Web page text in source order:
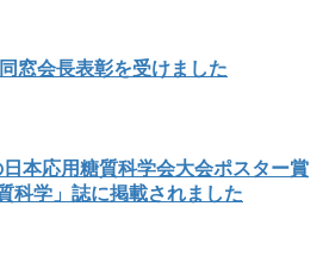
窓会長表彰を受けました
本応用糖質科学会大会ポスター賞
科学」誌に掲載されました